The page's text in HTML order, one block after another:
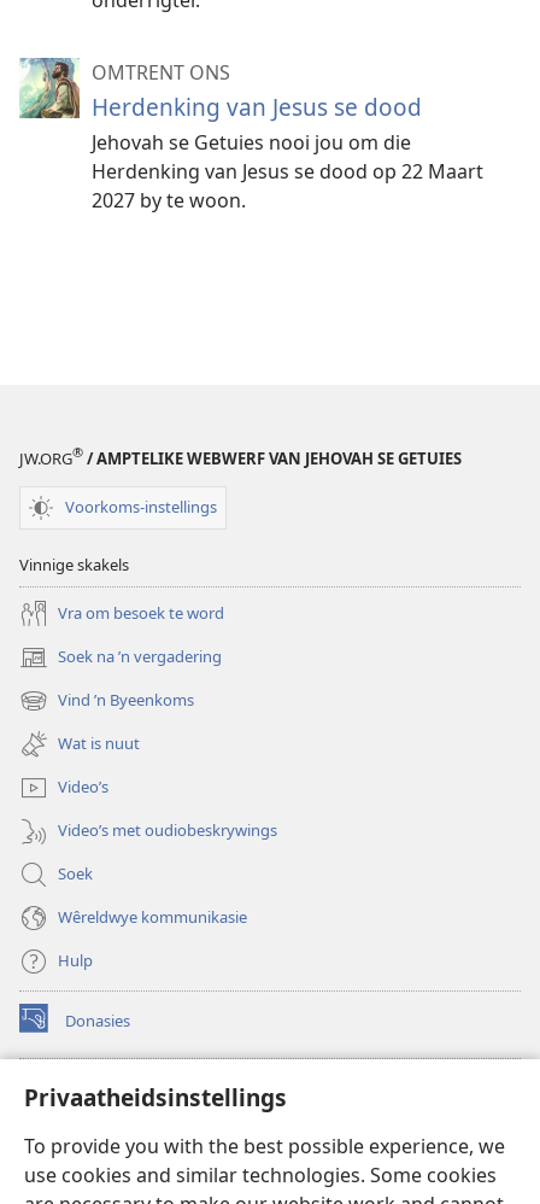
Privaatheidsinstellings
To provide you with the best possible experience, we
use cookies and similar technologies. Some cookies
OMTRENT ONS
Herdenking van Jesus se dood
Jehovah se Getuies nooi jou om die
Herdenking van Jesus se dood op 22 Maart
2027 by te woon.
JW.ORG® / AMPTELIKE WEBWERF VAN JEHOVAH SE GETUIES
Voorkoms-instellings
Vinnige skakels
Vra om besoek te word
Soek na ’n vergadering
(maak
nuwe
venster
oop)
Vind ’n Byeenkoms
(maak
nuwe
venster
oop)
Wat is nuut
Video’s
Video’s met oudiobeskrywings
Soek
Wêreldwye kommunikasie
Hulp
Donasies
(maak
nuwe
oop)
Wagtoring – AANLYN BIBLIOTEEK
(maak
venster
oop)
JW Hub
(maak
nuwe
vensterJW Library